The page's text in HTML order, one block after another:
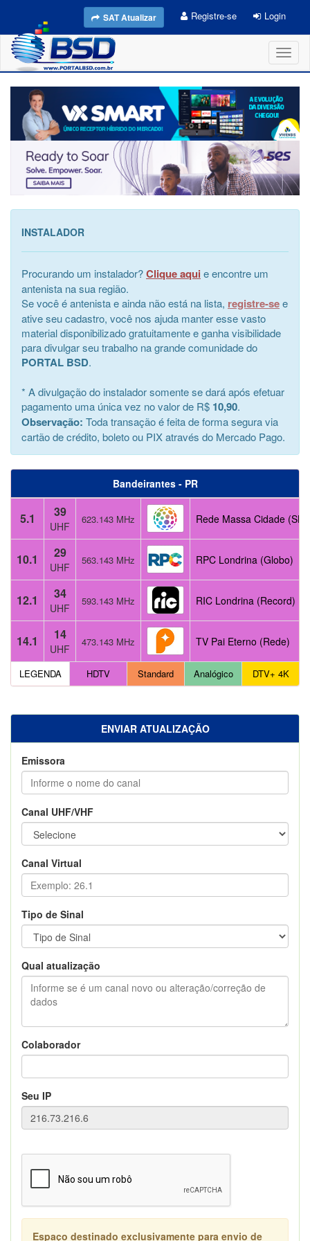
SAT Atualizar Registre-se Login
INSTALADOR
Procurando um instalador?Clique aqui e encontre um
antenista na sua região.
Se você é antenista e ainda não está na lista, registre-see
ative seu cadastro, você nos ajuda manter esse vasto
material disponibilizado gratuitamente e ganha visibilidade
para divulgar seu trabalho na grande comunidade do
PORTAL BSD.
* A divulgação do instalador somente se dará após efetuar
pagamento uma única vez no valor de R$ 10,90.
Observação: Toda transação é feita de forma segura via
cartão de crédito, boleto ou PIX através do Mercado Pago.
Bandeirantes - PR
5.1 39
UHF
623.143 MHz Rede Massa Cidade
10.1 29
UHF
563.143 MHz RPC Londrina (Globo)
12.1 34
UHF
593.143 MHz RIC Londrina (Record)
14.1 14
UHF
473.143 MHz TV Pai Eterno (Rede)
LEGENDA HDTV Standard Analógico DTV+ 4K
ENVIAR ATUALIZAÇÃO
Emissora
Canal UHF/VHF
Canal Virtual
Tipo de Sinal
Qual atualização
Colaborador
Seu IP
Espaço destinado exclusivamente para envio de